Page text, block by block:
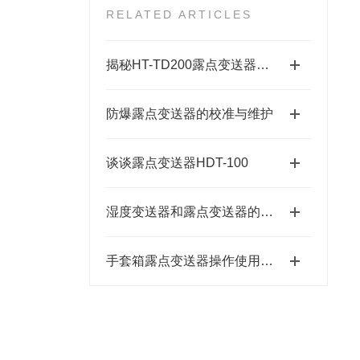
RELATED ARTICLES
揭秘HT-TD200露点变送器：工业湿度测量的黑科技
防爆露点变送器的校准与维护
谈谈露点变送器HDT-100
湿度变送器和露点变送器的区别
手套箱露点变送器操作使用要点